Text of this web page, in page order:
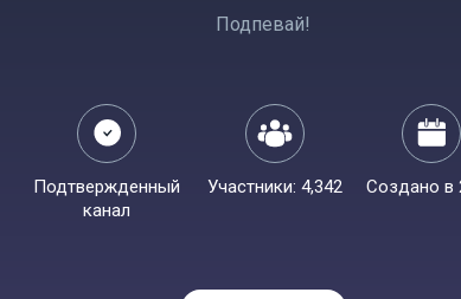
Подпевай!
Подтвержденный
канал
Участники: 4,342 Создано в